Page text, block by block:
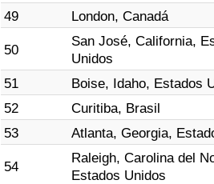
49 London, Canadá
50
San José, California,
Unidos
51 Boise, Idaho, Estados
52
Curitiba, Brasil
53
Atlanta, Georgia,
54
Raleigh, Carolina del
Estados Unidos